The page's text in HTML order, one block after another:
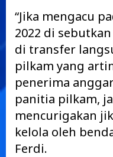
“Jika mengacu
2022 di
di transfer
pilkam yang
penerima
panitia pilkam,
mencurigakan
kelola oleh
Ferdi.